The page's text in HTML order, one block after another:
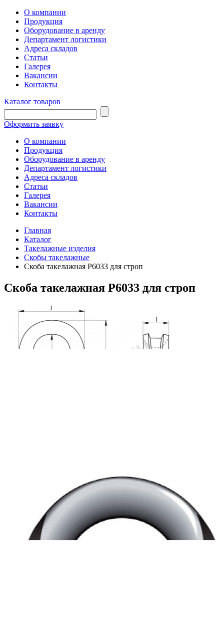
О компании
Продукция
Оборудование в аренду
Департамент логистики
Адреса складов
Статьи
Галерея
Вакансии
Контакты
Каталог товаров
Оформить заявку
О компании
Продукция
Оборудование в аренду
Департамент логистики
Адреса складов
Статьи
Галерея
Вакансии
Контакты
Главная
Каталог
Такелажные изделия
Скобы такелажные
Скоба такелажная P6033 для строп
Скоба такелажная P6033 для строп